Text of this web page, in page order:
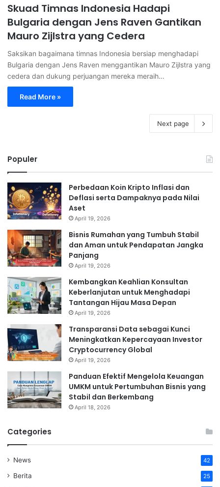
Skuad Timnas Indonesia Hadapi
Bulgaria dengan Jens Raven Gantikan
Mauro Zijlstra yang Cedera
Saksikan bagaimana timnas Indonesia bersiap menghadapi
Bulgaria dengan Jens Raven menggantikan Mauro Zijlstra yang
cedera dan dukung perjuangan mereka meraih…
Read More »
Next page
Populer
Perbedaan Koin Kripto Inflasi dan
Deflasi serta Dampaknya pada Nilai
Aset
April 19, 2026
Bisnis Rumahan yang Tumbuh Stabil
dan Aman untuk Pendapatan Jangka
Panjang
April 19, 2026
Kembangkan Keahlian Konsultan
Keberlanjutan untuk Menghadapi
Tantangan Hijau Masa Depan
April 19, 2026
Transparansi Data sebagai Kunci
Meningkatkan Kepercayaan Investor
Cryptocurrency Global
April 19, 2026
Panduan Efektif Mengelola Keuangan
UMKM untuk Pertumbuhan Bisnis yang
Stabil dan Berkembang
April 18, 2026
Categories
News 42
Berita 25